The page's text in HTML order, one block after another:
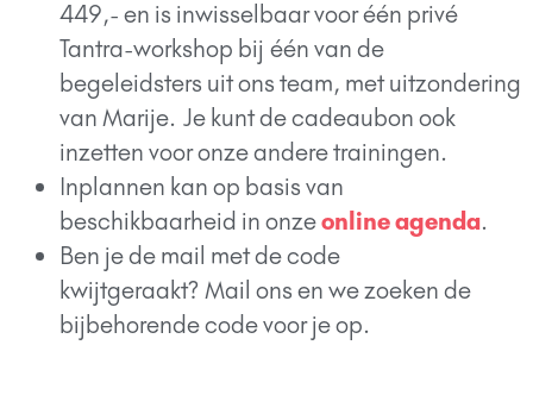
449,- en is inwisselbaar vooréén privé
Tantra-workshop bij één van de
begeleidsters uit ons team, met uitzondering
van Marije. Je kunt de cadeaubon ook
inzetten voor onze andere trainingen.
Inplannen kan op basis van
beschikbaarheid in onzeonline agenda.
Ben je de mail met de code
kwijtgeraakt? Mail ons en we zoeken de
bijbehorende code voor je op.